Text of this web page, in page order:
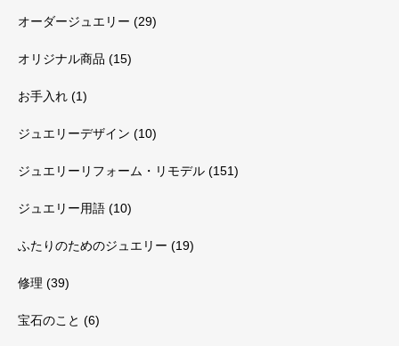
オーダージュエリー (29)
オリジナル商品 (15)
お手入れ (1)
ジュエリーデザイン (10)
ジュエリーリフォーム・リモデル (151)
ジュエリー用語 (10)
ふたりのためのジュエリー (19)
修理 (39)
宝石のこと (6)